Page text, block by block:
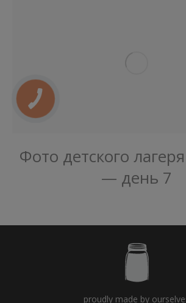
Фото детского
— день 7
proudly made by